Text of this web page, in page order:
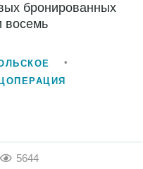
бронированных
восемь
5644